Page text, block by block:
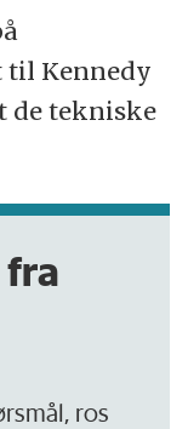
til Kennedy
de tekniske
ros